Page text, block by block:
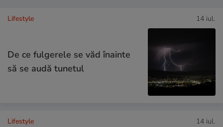
Lifestyle 14 iul.
De ce fulgerele se văd înainte
să se audă tunetul
Lifestyle 14 iul.